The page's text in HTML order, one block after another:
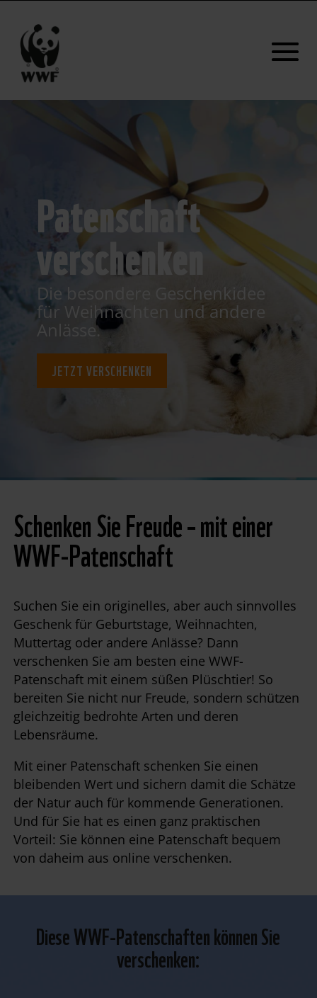
Patenschaft
verschenken
Die besondere Geschenkidee
für Weihnachten und andere
Anlässe.
JETZT VERSCHENKEN
Schenken Sie Freude – mit einer
WWF-Patenschaft
Suchen Sie ein originelles, aber auch sinnvolles
Geschenk für Geburtstage, Weihnachten,
Muttertag oder andere Anlässe? Dann
verschenken Sie am besten eine WWF-
Patenschaft mit einem süßen Plüschtier! So
bereiten Sie nicht nur Freude, sondern schützen
gleichzeitig bedrohte Arten und deren
Lebensräume.
Mit einer Patenschaft schenken Sie einen
bleibenden Wert und sichern damit die Schätze
der Natur auch für kommende Generationen.
Und für Sie hat es einen ganz praktischen
Vorteil: Sie können eine Patenschaft bequem
von daheim aus online verschenken.
Diese WWF-Patenschaften können Sie
verschenken: